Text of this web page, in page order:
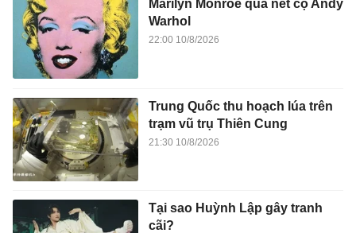
Marilyn Monroe qua nét cọ Andy
Warhol
22:00 10/8/2026
Trung Quốc thu hoạch lúa trên
trạm vũ trụ Thiên Cung
21:30 10/8/2026
Tại sao Huỳnh Lập gây tranh
cãi?